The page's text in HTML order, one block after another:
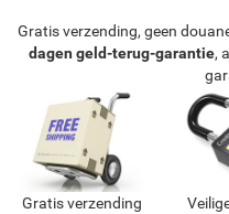
Gratis verzending, geen
dagen geld-terug-garantie,
Gratis verzending